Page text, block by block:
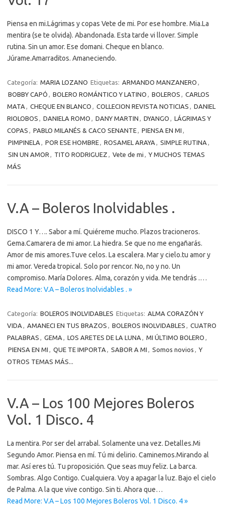
Piensa en mi.Lágrimas y copas Vete de mi. Por ese hombre. Mia.La
mentira (se te olvida). Abandonada. Esta tarde vi llover. Simple
rutina. Sin un amor. Ese domani. Cheque en blanco.
Júrame.Amarraditos. Amaneciendo.
Categoría: MARIA LOZANO Etiquetas: ARMANDO MANZANERO ,
BOBBY CAPÓ , BOLERO ROMÁNTICO Y LATINO , BOLEROS , CARLOS
MATA , CHEQUE EN BLANCO , COLLECION REVISTA NOTICIAS , DANIEL
RIOLOBOS , DANIELA ROMO , DANY MARTIN , DYANGO , LÁGRIMAS Y
COPAS , PABLO MILANÉS & CACO SENANTE, PIENSA EN MI ,
PIMPINELA , POR ESE HOMBRE, ROSAMEL ARAYA , SIMPLE RUTINA ,
SIN UN AMOR , TITO RODRIGUEZ , Vete de mi , Y MUCHOS TEMAS
MÁS
V.A – Boleros Inolvidables .
DISCO 1 Y…. Sabor a mí. Quiéreme mucho. Plazos tracioneros.
Gema.Camarera de mi amor. La hiedra. Se que no me engañarás.
Amor de mis amores.Tuve celos. La escalera. Mar y cielo.tu amor y
mi amor. Vereda tropical. Solo por rencor. No, no y no. Un
compromiso. María Dolores. Alma, corazón y vida. Me tendrás .…
Read More: V.A – Boleros Inolvidables . »
Categoría: BOLEROS INOLVIDABLES Etiquetas: ALMA CORAZÓN Y
VIDA , AMANECI EN TUS BRAZOS , BOLEROS INOLVIDABLES , CUATRO
PALABRAS , GEMA , LOS ARETES DE LA LUNA , MI ÚLTIMO BOLERO ,
PIENSA EN MI , QUE TE IMPORTA , SABOR A MI , Somos novios , Y
OTROS TEMAS MÁS...
V.A – Los 100 Mejores Boleros
Vol. 1 Disco. 4
La mentira. Por ser del arrabal. Solamente una vez. Detalles.Mi
Segundo Amor. Piensa en mí. Tú mi delirio. Caminemos.Mirando al
mar. Así eres tú. Tu proposición. Que seas muy feliz. La barca.
Sombras. Algo Contigo. Cualquiera. Voy a apagar la luz. Bajo el cielo
de Palma. A la que vive contigo. Sin ti. Ahora que…
Read More: V.A – Los 100 Mejores Boleros Vol. 1 Disco. 4 »